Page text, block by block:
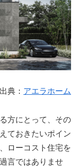
出典： アエラホーム
方にとって、その
ておきたいポイン
ローコスト住宅を
言ではありませ